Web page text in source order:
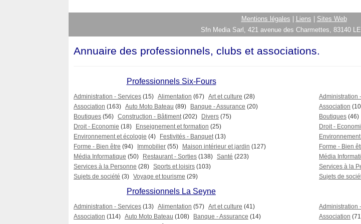
Mentions légales Liens
Sites Web
Sfn Media Sarl, 421 avenue des Charmettes, 83140
Annuaire des professionnels, clubs et associations.
Professionnels Six-Fours
Administration - Services (15) Alimentation (67) Art et culture (28)
Association (163) Auto Moto Bateau (89) Banque - Assurance (20)
Boutiques (56) Construction - Bâtiment (202) Divers (75)
Droit - Economie (18) Enseignement et formation (25)
Environnement et écologie (4) Festivités - Banquet (13)
Forme - Bien être (94) Immobilier (55) Maison intérieur et jardin (127)
Média Informatique (50) Restaurant - Sorties (138) Santé (223)
Services à la Personne (28) Sports et loisirs (103)
Sujets de société (3) Voyage et tourisme (29)
Administration
Association
Boutiques (46)
Droit -
Forme - Bien
Média
Services à la
Sujets de
Professionnels La Seyne
Administration - Services (13) Alimentation (57) Art et culture (41)
Association (114) Auto Moto Bateau (108) Banque - Assurance (14)
Administration
Association